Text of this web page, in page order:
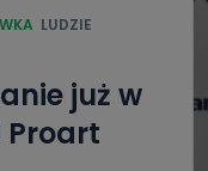
LUDZIE
już w
Proart